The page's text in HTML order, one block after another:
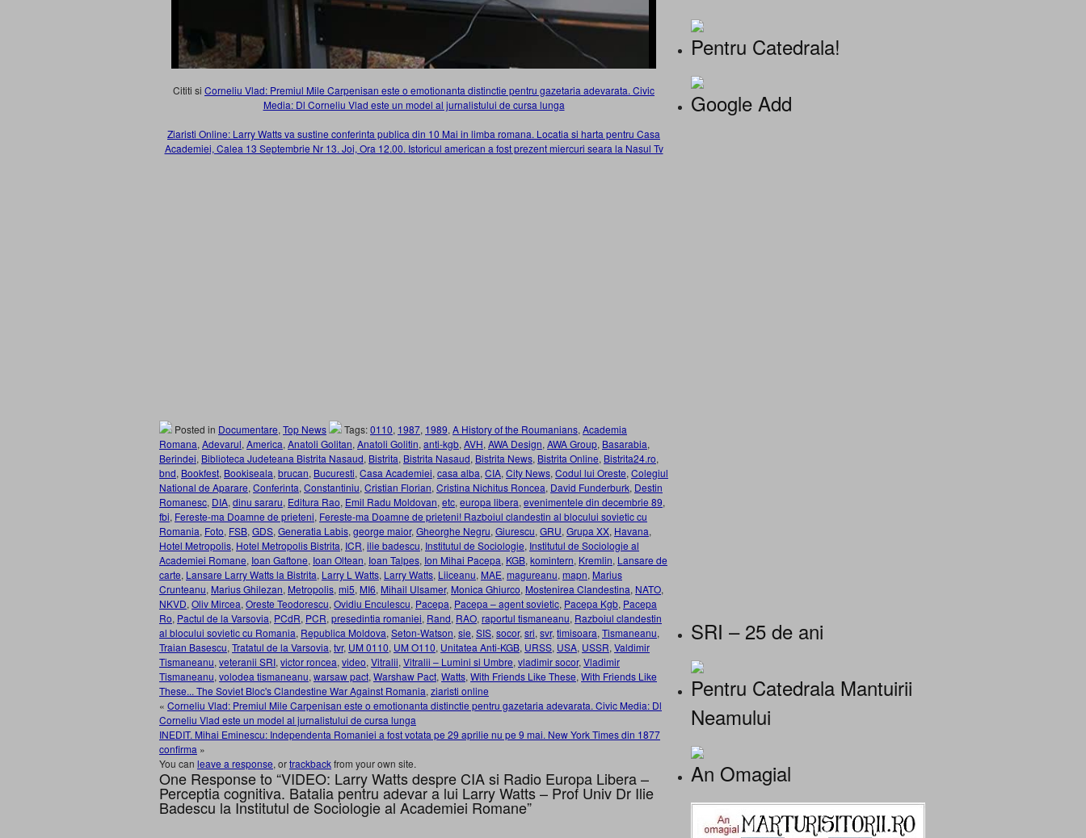
Cititi si Corneliu Vlad: Premiul Mile Carpenisan este o emotionanta distinctie pentru gazetaria adevarata. Civic
Media: Dl Corneliu Vlad este un model al jurnalistului de cursa lunga
Ziaristi Online: Larry Watts va sustine conferinta publica din 10 Mai in limba romana. Locatia si harta pentru Casa
Academiei, Calea 13 Septembrie Nr 13. Joi, Ora 12.00. Istoricul american a fost prezent miercuri seara la Nasul Tv
Posted in Documentare, Top News Tags:0110, 1987, 1989, A History of the Roumanians, Academia
Romana, Adevarul, America, Anatoli Golitan, Anatoli Golitin, anti-kgb, AVH, AWA Design, AWA Group, Basarabia,
Berindei, Biblioteca Judeteana Bistrita Nasaud, Bistrita, Bistrita Nasaud, Bistrita News, Bistrita Online, Bistrita24.ro,
bnd, Bookfest, Bookiseala, brucan, Bucuresti, Casa Academiei, casa alba, CIA, City News, Codul lui Oreste, Colegiul
National de Aparare, Conferinta, Constantiniu, Cristian Florian, Cristina Nichitus Roncea, David Funderburk, Destin
Romanesc, DIA, dinu sararu, Editura Rao, Emil Radu Moldovan, etc, europa libera, evenimentele din decembrie 89,
fbi, Fereste-ma Doamne de prieteni, Fereste-ma Doamne de prieteni! Razboiul clandestin al blocului sovietic cu
Romania, Foto, FSB, GDS, Generatia Labis, george maior, Gheorghe Negru, Giurescu, GRU, Grupa XX, Havana,
Hotel Metropolis, Hotel Metropolis Bistrita, ICR, ilie badescu, Institutul de Sociologie, Institutul de Sociologie al
Academiei Romane, Ioan Gaftone, Ioan Oltean, Ioan Talpes, Ion Mihai Pacepa, KGB, komintern, Kremlin, Lansare de
carte, Lansare Larry Watts la Bistrita, Larry L Watts, Larry Watts, Liiceanu, MAE, magureanu, mapn, Marius
Crunteanu, Marius Ghilezan, Metropolis, mi5, MI6, Mihail Ulsamer, Monica Ghiurco, Mostenirea Clandestina, NATO,
NKVD, Oliv Mircea, Oreste Teodorescu, Ovidiu Enculescu, Pacepa, Pacepa – agent sovietic, Pacepa Kgb, Pacepa
Ro, Pactul de la Varsovia, PCdR, PCR, presedintia romaniei, Rand, RAO, raportul tismaneanu, Razboiul clandestin
al blocului sovietic cu Romania, Republica Moldova, Seton-Watson, sie, SIS, socor, sri, svr, timisoara, Tismaneanu,
Traian Basescu, Tratatul de la Varsovia, tvr, UM 0110, UM O110, Unitatea Anti-KGB, URSS, USA, USSR, Valdimir
Tismaneanu, veteranii SRI, victor roncea, video, Vitralii, Vitralii – Lumini si Umbre, vladimir socor, Vladimir
Tismaneanu, volodea tismaneanu, warsaw pact, Warshaw Pact, Watts, With Friends Like These, With Friends Like
These... The Soviet Bloc's Clandestine War Against Romania, ziaristi online
« Corneliu Vlad: Premiul Mile Carpenisan este o emotionanta distinctie pentru gazetaria adevarata. Civic Media: Dl
Corneliu Vlad este un model al jurnalistului de cursa lunga
INEDIT. Mihai Eminescu: Independenta Romaniei a fost votata pe 29 aprilie nu pe 9 mai. New York Times din 1877
confirma »
You can leave a response, ortrackbackfrom your own site.
One Response to “VIDEO: Larry Watts despre CIA si Radio Europa Libera –
Perceptia cognitiva. Batalia pentru adevar a lui Larry Watts – Prof Univ Dr Ilie
Badescu la Institutul de Sociologie al Academiei Romane”
Pentru Catedrala!
Google Add
SRI – 25 de ani
Pentru Catedrala Mantuirii
Neamului
An Omagial